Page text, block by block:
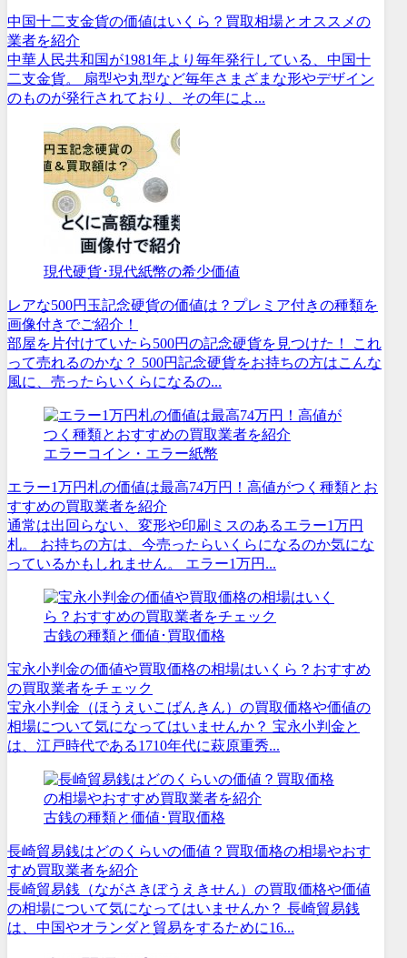
中国十二支金貨の価値はいくら？買取相場とオススメの
業者を紹介
中華人民共和国が1981年より毎年発行している、中国十
二支金貨。 扇型や丸型など毎年さまざまな形やデザイン
のものが発行されており、その年によ...
現代硬貨･現代紙幣の希少価値
レアな500円玉記念硬貨の価値は？プレミア付きの種類を
画像付きでご紹介！
部屋を片付けていたら500円の記念硬貨を見つけた！ これ
って売れるのかな？ 500円記念硬貨をお持ちの方はこんな
風に、売ったらいくらになるの...
エラーコイン・エラー紙幣
エラー1万円札の価値は最高74万円！高値がつく種類とお
すすめの買取業者を紹介
通常は出回らない、変形や印刷ミスのあるエラー1万円
札。 お持ちの方は、今売ったらいくらになるのか気にな
っているかもしれません。 エラー1万円...
古銭の種類と価値･買取価格
宝永小判金の価値や買取価格の相場はいくら？おすすめ
の買取業者をチェック
宝永小判金（ほうえいこばんきん）の買取価格や価値の
相場について気になってはいませんか？ 宝永小判金と
は、江戸時代である1710年代に萩原重秀...
古銭の種類と価値･買取価格
長崎貿易銭はどのくらいの価値？買取価格の相場やおす
すめ買取業者を紹介
長崎貿易銭（ながさきぼうえきせん）の買取価格や価値
の相場について気になってはいませんか？ 長崎貿易銭
は、中国やオランダと貿易をするために16...